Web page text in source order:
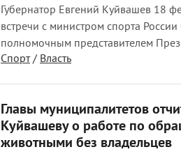
Губернатор Евгений Куйвашев 18
встречи с министром спорта
полномочным представителем
Спорт/ Власть
Главы муниципалитетов
Куйвашеву о работе по
животными без владельцев